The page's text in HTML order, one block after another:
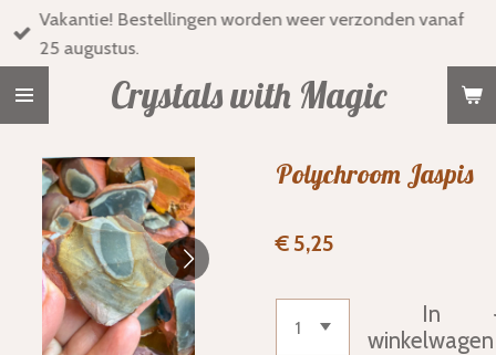
Ga
direct
Crystals with Magic
Vakantie! Bestellingen worden weer verzonden vanaf
25 augustus.
Polychroom Jaspis
€ 5,25
In
winkelwagen